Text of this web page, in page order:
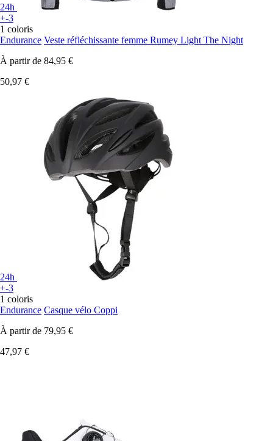
24h
+-3
1 coloris
Endurance Veste réfléchissante femme Rumey Light The Night
À partir de 84,95 €
50,97 €
24h
+-3
1 coloris
Endurance Casque vélo Coppi
À partir de 79,95 €
47,97 €